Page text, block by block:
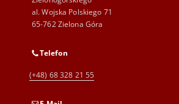
al. Wojska Polskiego 71
65-762 Zielona Góra
Telefon
(+48) 68 328 21 55